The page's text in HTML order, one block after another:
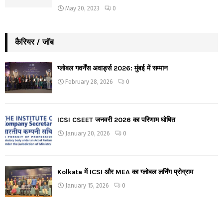
May 20, 2023 0
कैरियर / जॉब
ग्लोबल गवर्नेंस अवार्ड्स 2026: मुंबई में सम्मान
February 28, 2026 0
ICSI CSEET जनवरी 2026 का परिणाम घोषित
January 20, 2026 0
Kolkata में ICSI और MEA का ग्लोबल लर्निंग प्रोग्राम
January 15, 2026 0